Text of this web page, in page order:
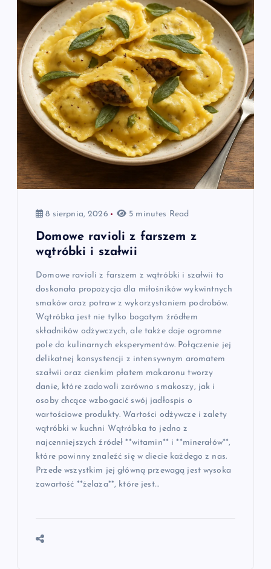
8 sierpnia, 2026 5 minutes Read
Domowe ravioli z farszem z
wątróbki i szałwii
Domowe ravioli z farszem z wątróbki i szałwii to
doskonała propozycja dla miłośników wykwintnych
smaków oraz potraw z wykorzystaniem podrobów.
Wątróbka jest nie tylko bogatym źródłem
składników odżywczych, ale także daje ogromne
pole do kulinarnych eksperymentów. Połączenie jej
delikatnej konsystencji z intensywnym aromatem
szałwii oraz cienkim płatem makaronu tworzy
danie, które zadowoli zarówno smakoszy, jak i
osoby chcące wzbogacić swój jadłospis o
wartościowe produkty. Wartości odżywcze i zalety
wątróbki w kuchni Wątróbka to jedno z
najcenniejszych źródeł **witamin** i **minerałów**,
które powinny znaleźć się w diecie każdego z nas.
Przede wszystkim jej główną przewagą jest wysoka
zawartość **żelaza**, które jest…